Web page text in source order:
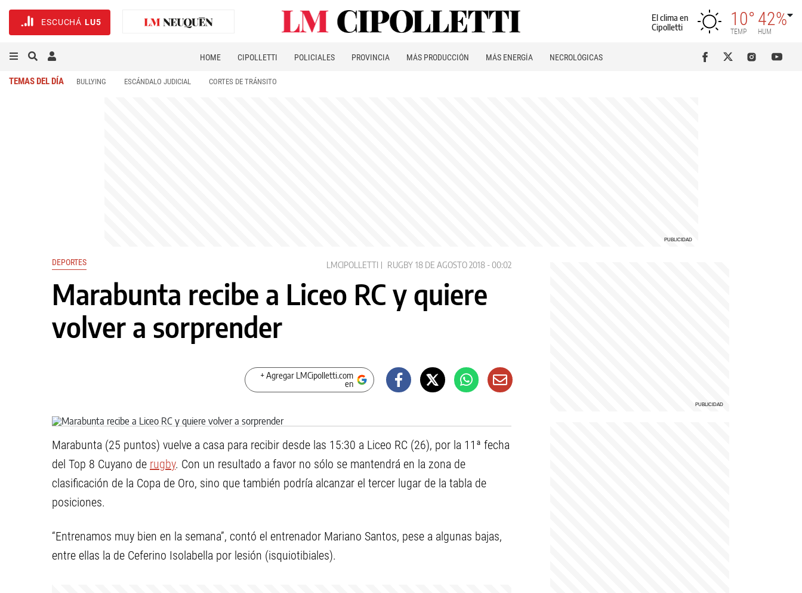
ESCUCHÁ LU5
El clima en
Cipolletti
10°
TEMP
42%
HUM
HOME CIPOLLETTI POLICIALES PROVINCIA MÁS PRODUCCIÓN MÁS ENERGÍA NECROLÓGICAS
TEMAS DEL DÍA BULLYING ESCÁNDALO JUDICIAL CORTES DE TRÁNSITO
DEPORTES LMCIPOLLETTI RUGBY 18 DE AGOSTO 2018 - 00:02
Marabunta recibe a Liceo RC y quiere
volver a sorprender
+ Agregar LMCipolletti.com
en
Marabunta (25 puntos) vuelve a casa para recibir desde las 15:30 a Liceo RC (26), por la 11ª fecha
del Top 8 Cuyano de rugby. Con un resultado a favor no sólo se mantendrá en la zona de
clasificación de la Copa de Oro, sino que también podría alcanzar el tercer lugar de la tabla de
posiciones.
“Entrenamos muy bien en la semana”, contó el entrenador Mariano Santos, pese a algunas bajas,
entre ellas la de Ceferino Isolabella por lesión (isquiotibiales).